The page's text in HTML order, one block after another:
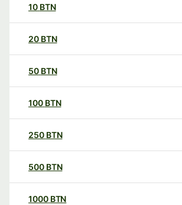
10 BTN
20 BTN
50 BTN
100 BTN
250 BTN
500 BTN
1000 BTN